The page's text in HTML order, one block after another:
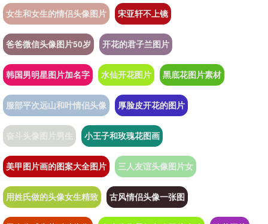
女生和女生的情侣头像图片 宋亚轩不上镜
爸爸微信头像图片50岁 开花的君子兰图片
韩国男明星图片加名字 水仙开花图片 黑底花图片素材
服部平次远山和叶情侣头像 厚脸皮开花的图片
奋斗头像图片男生 小王子和玫瑰花图画
美甲图片画的图案大全图片 三人友谊头像图片女
用姓氏做的头像女生精致 古风情侣头像一张图